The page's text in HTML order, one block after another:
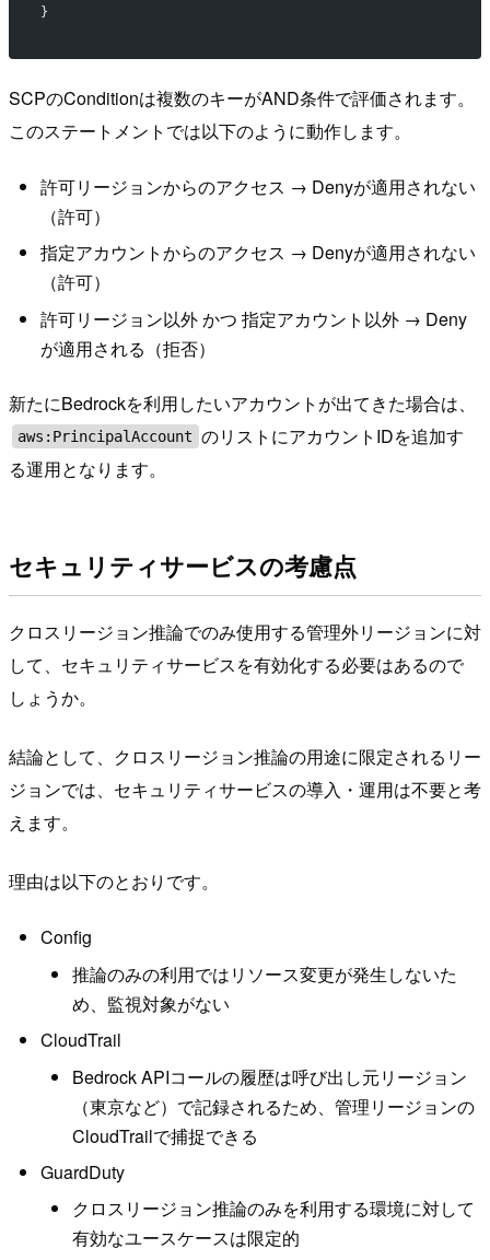
}
SCPのConditionは複数のキーがAND条件で評価されます。
このステートメントでは以下のように動作します。
許可リージョンからのアクセス → Denyが適用されない
（許可）
指定アカウントからのアクセス → Denyが適用されない
（許可）
許可リージョン以外 かつ 指定アカウント以外 → Deny
が適用される（拒否）
新たにBedrockを利用したいアカウントが出てきた場合は、
aws:PrincipalAccount のリストにアカウントIDを追加す
る運用となります。
セキュリティサービスの考慮点
クロスリージョン推論でのみ使用する管理外リージョンに対
して、セキュリティサービスを有効化する必要はあるので
しょうか。
結論として、クロスリージョン推論の用途に限定されるリー
ジョンでは、セキュリティサービスの導入・運用は不要と考
えます。
理由は以下のとおりです。
Config
推論のみの利用ではリソース変更が発生しないた
め、監視対象がない
CloudTrail
Bedrock APIコールの履歴は呼び出し元リージョン
（東京など）で記録されるため、管理リージョンの
CloudTrailで捕捉できる
GuardDuty
クロスリージョン推論のみを利用する環境に対して
有効なユースケースは限定的